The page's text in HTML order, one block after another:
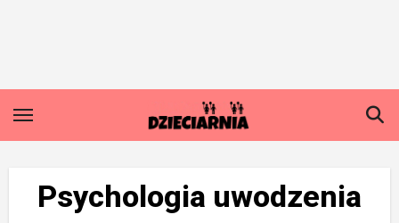
Psychologia uwodzenia